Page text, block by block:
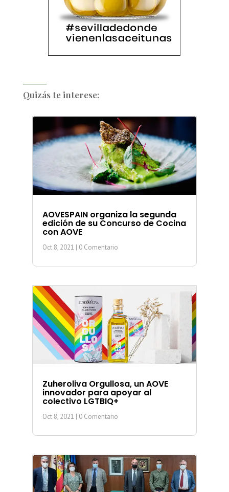
Quizás te interese:
AOVESPAIN organiza la segunda
edición de su Concurso de Cocina
con AOVE
Oct 8, 2021 | 0 Comentario
Zuheroliva Orgullosa, un AOVE
innovador para apoyar al
colectivo LGTBIQ+
Oct 8, 2021 | 0 Comentario